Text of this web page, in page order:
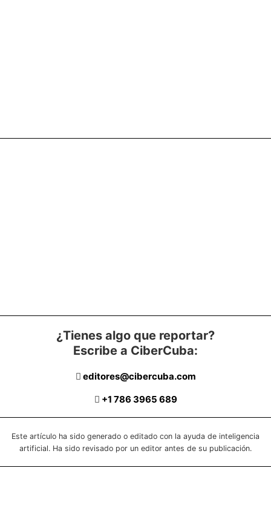
¿Tienes algo que reportar?
Escribe a CiberCuba:
editores@cibercuba.com
+1 786 3965 689
Este artículo ha sido generado o editado con la ayuda de inteligencia
artificial. Ha sido revisado por un editor antes de su publicación.